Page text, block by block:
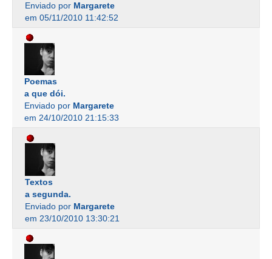
Enviado por Margarete
em 05/11/2010 11:42:52
Poemas
a que dói.
Enviado por Margarete
em 24/10/2010 21:15:33
Textos
a segunda.
Enviado por Margarete
em 23/10/2010 13:30:21